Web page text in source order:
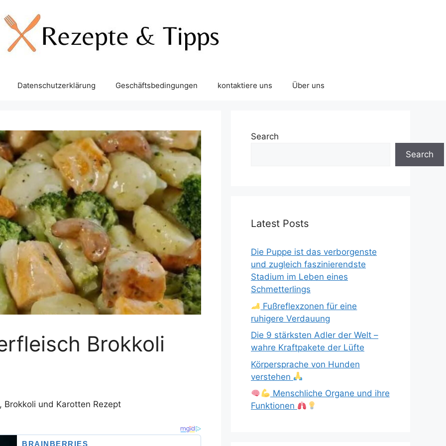
Datenschutzerklärung Geschäftsbedingungen kontaktiere uns Über uns
Brokkoli
und Karotten Rezept
Search
Search
Latest Posts
Die Puppe ist das verborgenste
und zugleich faszinierendste
Stadium im Leben eines
Schmetterlings
Fußreflexzonen für eine
ruhigere Verdauung
Die 9 stärksten Adler der Welt –
wahre Kraftpakete der Lüfte
Körpersprache von Hunden
verstehen
Menschliche Organe und ihre
Funktionen